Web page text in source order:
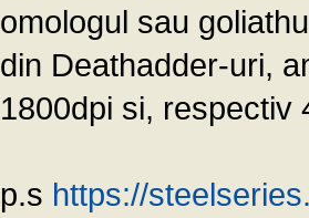
omologul sau
din Deathadder-uri,
1800dpi si, respectiv
p.s https://